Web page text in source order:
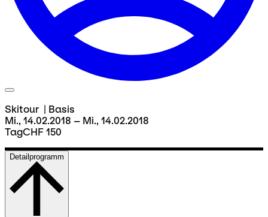
Skitour | Basis
Mi., 14.02.2018 – Mi., 14.02.2018
TagCHF 150
Detailprogramm